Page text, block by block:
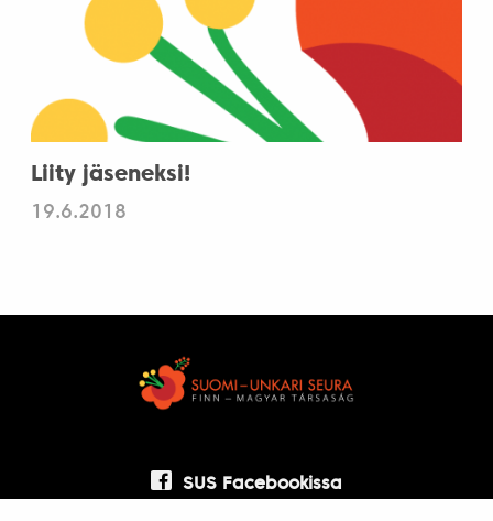
Liity jäseneksi!
19.6.2018
SUS Facebookissa